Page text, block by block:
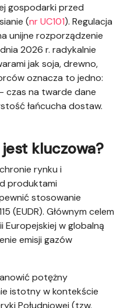
gospodarki przed
(nr UC101). Regulacja
unijne rozporządzenie
2026 r. radykalnie
jak soja, drewno,
oznacza to jedno:
czas na twarde dane
łańcucha dostaw.
kluczowa?
rynku i
produktami
stosowanie
(EUDR). Głównym celem
Europejskiej w globalną
emisji gazów
potężny
istotny w kontekście
Południowej (tzw.